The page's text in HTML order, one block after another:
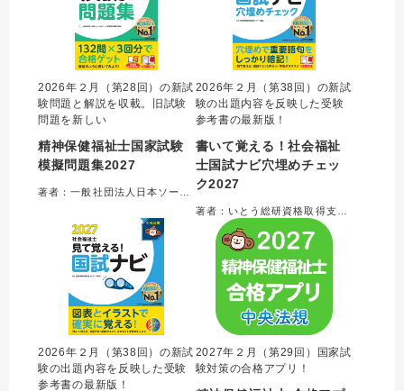
2026年２月（第28回）の新試
験問題と解説を収載。旧試験
問題を新しい
精神保健福祉士国家試験
模擬問題集2027
2026年２月（第38回）の新試
験の出題内容を反映した受験
参考書の最新版！
書いて覚える！社会福祉
士国試ナビ穴埋めチェッ
ク2027
2026年２月（第38回）の新試
験の出題内容を反映した受験
参考書の最新版！
2027年２月（第29回）国家試
験対策の合格アプリ！